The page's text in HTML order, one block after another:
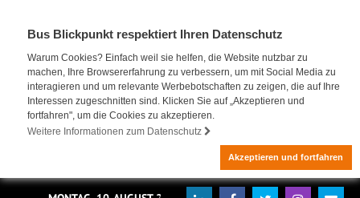
Bus Blickpunkt respektiert Ihren Datenschutz
Warum Cookies? Einfach weil sie helfen, die Website nutzbar zu
machen, Ihre Browsererfahrung zu verbessern, um mit Social Media zu
interagieren und um relevante Werbebotschaften zu zeigen, die auf Ihre
Interessen zugeschnitten sind. Klicken Sie auf „Akzeptieren und
fortfahren", um die Cookies zu akzeptieren.
Weitere Informationen zum Datenschutz
Akzeptieren und fortfahren